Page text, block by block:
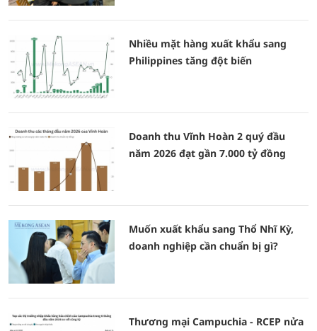
Nhiều mặt hàng xuất khẩu sang
Philippines tăng đột biến
Doanh thu Vĩnh Hoàn 2 quý đầu
năm 2026 đạt gần 7.000 tỷ đồng
Muốn xuất khẩu sang Thổ Nhĩ Kỳ,
doanh nghiệp cần chuẩn bị gì?
Thương mại Campuchia - RCEP nửa